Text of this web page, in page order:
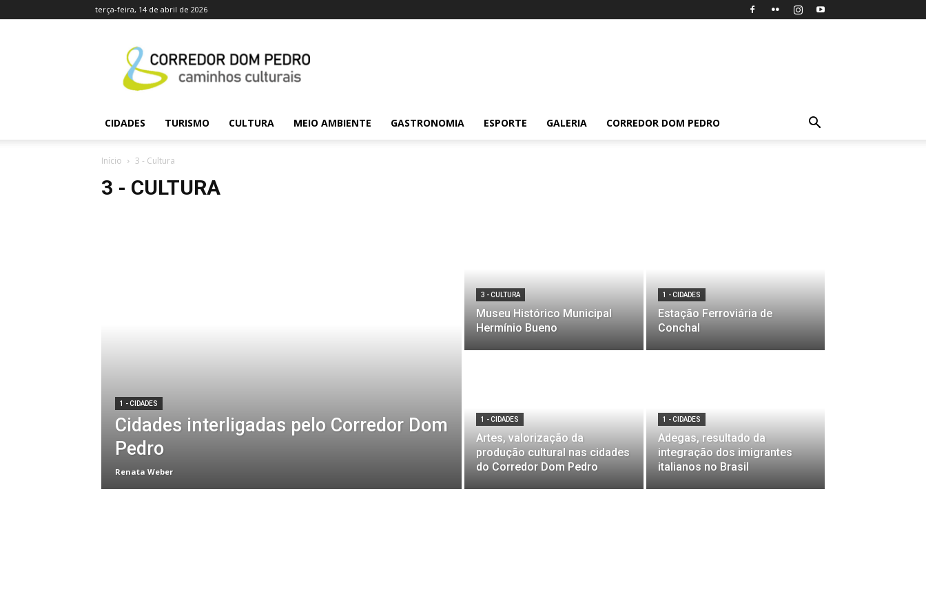
terça-feira, 14 de abril de 2026
CIDADES TURISMO CULTURA MEIO AMBIENTE GASTRONOMIA ESPORTE GALERIA CORREDOR DOM PEDRO
Início 3 - Cultura
3 - CULTURA
1 - CIDADES
Cidades interligadas pelo Corredor Dom
Pedro
Renata Weber
3 - CULTURA
Museu Histórico Municipal
Hermínio Bueno
1 - CIDADES
Estação Ferroviária de
Conchal
1 - CIDADES
Artes, valorização da
produção cultural nas cidades
do Corredor Dom Pedro
1 - CIDADES
Adegas, resultado da
integração dos imigrantes
italianos no Brasil